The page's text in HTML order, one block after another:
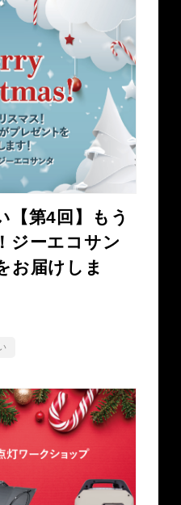
【第4回】もう
ジーエコサン
お届けしま